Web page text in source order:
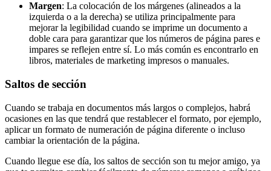
Margen: La colocación de los márgenes (alineados a la
izquierda o a la derecha) se utiliza principalmente para
mejorar la legibilidad cuando se imprime un documento a
doble cara para garantizar que los números de página pares e
impares se reflejen entre sí. Lo más común es encontrarlo en
libros, materiales de marketing impresos o manuales.
Saltos de sección
Cuando se trabaja en documentos más largos o complejos, habrá
ocasiones en las que tendrá que restablecer el formato, por ejemplo,
aplicar un formato de numeración de página diferente o incluso
cambiar la orientación de la página.
Cuando llegue ese día, los saltos de sección son tu mejor amigo, ya